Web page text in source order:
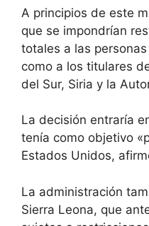
A principios de este
que se impondrían
totales a las
como a los titulares
del Sur, Siria y la
La decisión entraría
tenía como objetivo
Estados Unidos,
La administración
Sierra Leona, que